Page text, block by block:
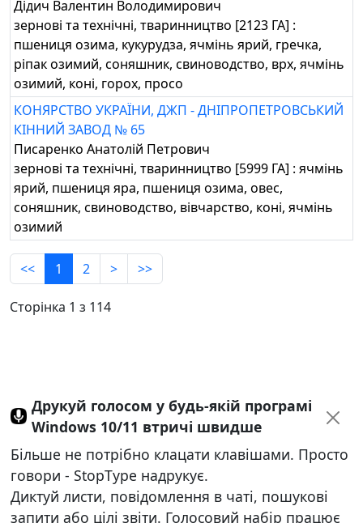
Дідич Валентин Володимирович
зернові та технічні, тваринництво [2123 ГА] :
пшениця озима, кукурудза, ячмінь ярий, гречка,
ріпак озимий, соняшник, свиноводство, врх, ячмінь
озимий, коні, горох, просо
КОНЯРСТВО УКРАЇНИ, ДЖП - ДНІПРОПЕТРОВСЬКИЙ
КІННИЙ ЗАВОД № 65
Писаренко Анатолій Петрович
зернові та технічні, тваринництво [5999 ГА] : ячмінь
ярий, пшениця яра, пшениця озима, овес,
соняшник, свиноводство, вівчарство, коні, ячмінь
озимий
<< 1 2 > >>
Сторінка 1 з 114
Друкуй голосом у будь-якій програмі
Windows 10/11 втричі швидше
Більше не потрібно клацати клавішами. Просто
говори - StopType надрукує.
Диктуй листи, повідомлення в чаті, пошукові
запити або цілі звіти. Голосовий набір працює